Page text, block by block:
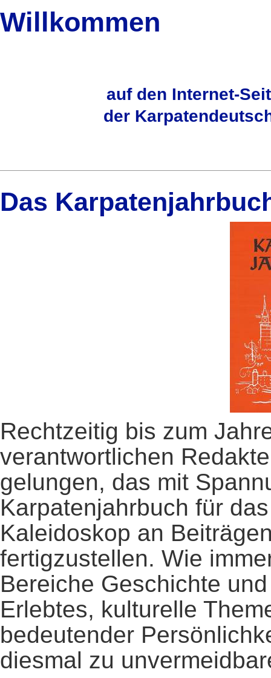
Willkommen
auf den Internet-
der
Das
Rechtzeitig bis zum
verantwortlichen
gelungen, das mit
Karpatenjahrbuch für
Kaleidoskop an
fertigzustellen. Wie
Bereiche Geschichte
Erlebtes, kulturelle
bedeutender
diesmal zu